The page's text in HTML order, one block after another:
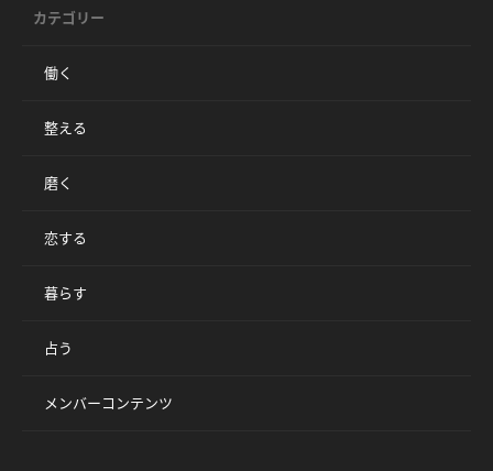
カテゴリー
働く
整える
磨く
恋する
暮らす
占う
メンバーコンテンツ